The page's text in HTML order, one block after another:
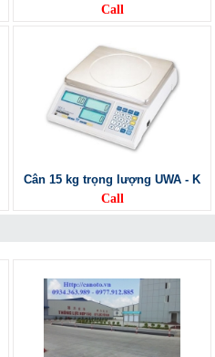
Call
Cân 15 kg trọng lượng UWA - K
Call